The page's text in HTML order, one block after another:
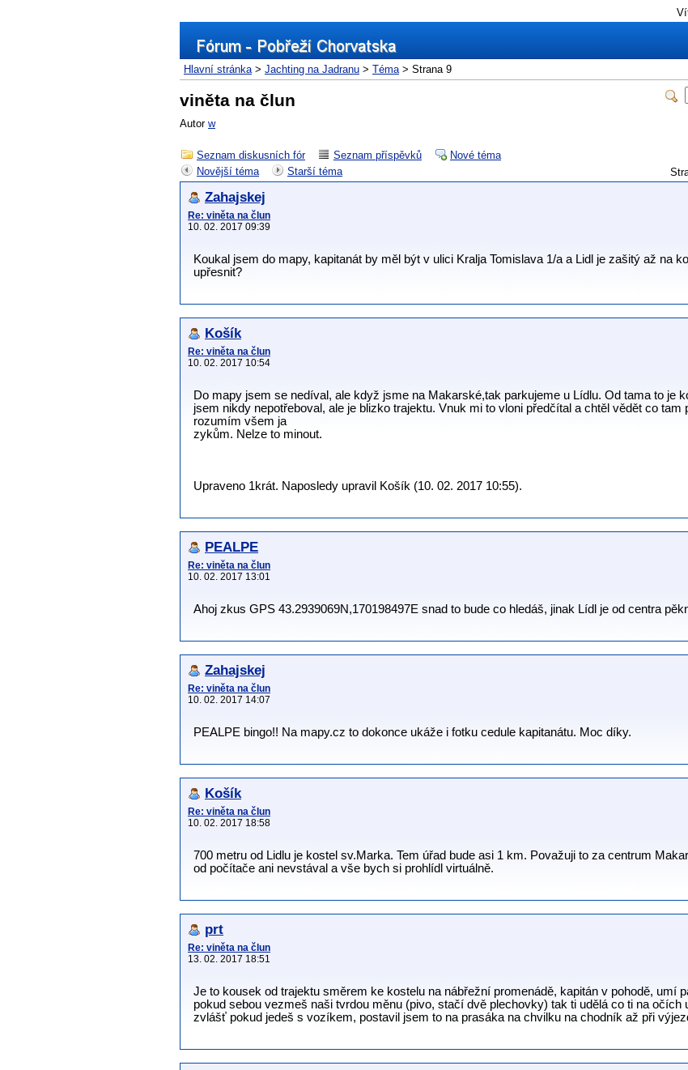
Hlavní stránka> Jachting na Jadranu > Téma> Strana 9
viněta na člun
Autor w
Seznam diskusních fór Seznam příspěvků
Nové téma
Novější téma Starší téma
Zahajskej
Re: viněta na člun
10. 02. 2017 09:39
Koukal jsem do mapy, kapitanát by měl být v ulici Kralja Tomislava 1/a a Lidl je zašitý až na
upřesnit?
Košík
Re: viněta na člun
10. 02. 2017 10:54
Do mapy jsem se nedíval, ale když jsme na Makarské,tak parkujeme u Lídlu. Od tama to je
jsem nikdy nepotřeboval, ale je blizko trajektu. Vnuk mi to vloni předčítal a chtěl vědět co
rozumím všem ja
zykům. Nelze to minout.
Upraveno 1krát. Naposledy upravil Košík (10. 02. 2017 10:55).
PEALPE
Re: viněta na člun
10. 02. 2017 13:01
Ahoj zkus GPS 43.2939069N,170198497E snad to bude co hledáš, jinak Lídl je od centra
Zahajskej
Re: viněta na člun
10. 02. 2017 14:07
PEALPE bingo!! Na mapy.cz to dokonce ukáže i fotku cedule kapitanátu. Moc díky.
Košík
Re: viněta na člun
10. 02. 2017 18:58
700 metru od Lidlu je kostel sv.Marka. Tem úřad bude asi 1 km. Považuji to za centrum
od počítače ani nevstával a vše bych si prohlídl virtuálně.
prt
Re: viněta na člun
13. 02. 2017 18:51
Je to kousek od trajektu směrem ke kostelu na nábřežní promenádě, kapitán v pohodě, umí
pokud sebou vezmeš naši tvrdou měnu (pivo, stačí dvě plechovky) tak ti udělá co ti na
zvlášť pokud jedeš s vozíkem, postavil jsem to na prasáka na chvilku na chodník až při